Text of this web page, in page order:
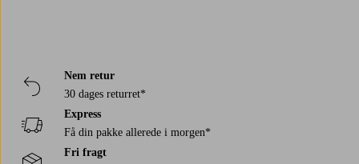
Nem retur
30 dages returret*
Express
Få din pakke allerede i morgen*
Fri fragt